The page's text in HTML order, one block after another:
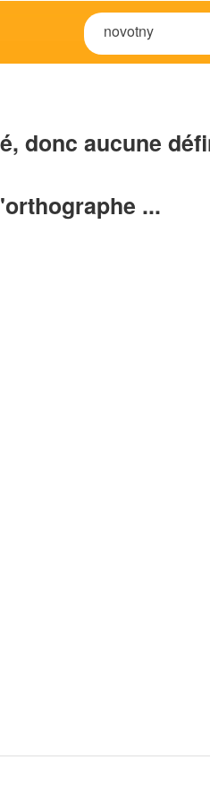
donc aucune
...